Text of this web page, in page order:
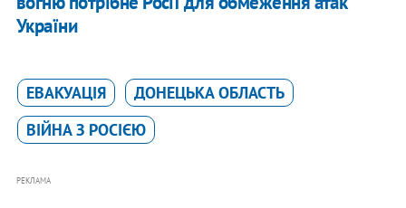
України
ЕВАКУАЦІЯ
ДОНЕЦЬКА ОБЛАСТЬ
ВІЙНА З РОСІЄЮ
РЕКЛАМА